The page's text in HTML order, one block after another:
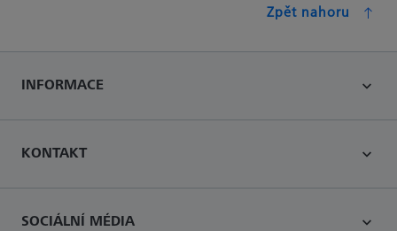
Zpět nahoru
INFORMACE
KONTAKT
SOCIÁLNÍ MÉDIA